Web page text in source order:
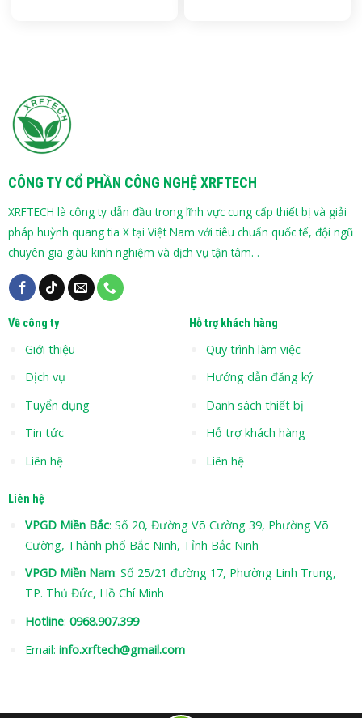
CÔNG TY CỔ PHẦN CÔNG NGHỆ XRFTECH
XRFTECH là công ty dẫn đầu trong lĩnh vực cung cấp thiết bị và giải
pháp huỳnh quang tia X tại Việt Nam với tiêu chuẩn quốc tế, đội ngũ
chuyên gia giàu kinh nghiệm và dịch vụ tận tâm. .
Về công ty
Giới thiệu
Dịch vụ
Tuyển dụng
Tin tức
Liên hệ
Hỗ trợ khách hàng
Quy trình làm việc
Hướng dẫn đăng ký
Danh sách thiết bị
Hỗ trợ khách hàng
Liên hệ
Liên hệ
VPGD Miền Bắc: Số 20, Đường Võ Cường 39, Phường Võ
Cường, Thành phố Bắc Ninh, Tỉnh Bắc Ninh
VPGD Miền Nam: Số 25/21 đường 17, Phường Linh Trung,
TP. Thủ Đức, Hồ Chí Minh
Hotline: 0968.907.399
Email: info.xrftech@gmail.com